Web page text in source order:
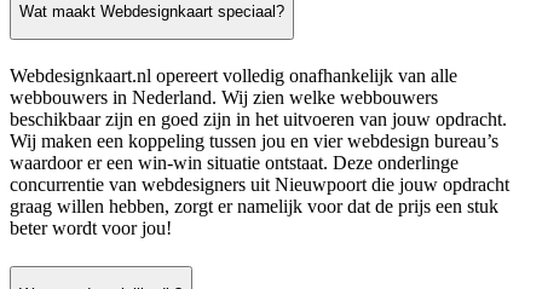
Wat maakt Webdesignkaart speciaal?
Webdesignkaart.nl opereert volledig onafhankelijk van alle
webbouwers in Nederland. Wij zien welke webbouwers
beschikbaar zijn en goed zijn in het uitvoeren van jouw opdracht.
Wij maken een koppeling tussen jou en vier webdesign bureau’s
waardoor er een win-win situatie ontstaat. Deze onderlinge
concurrentie van webdesigners uit Nieuwpoort die jouw opdracht
graag willen hebben, zorgt er namelijk voor dat de prijs een stuk
beter wordt voor jou!